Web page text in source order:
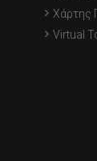
Χάρτης
Virtual